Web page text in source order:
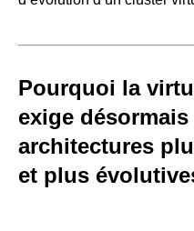
Pourquoi la
exige désormais
architectures
et plus